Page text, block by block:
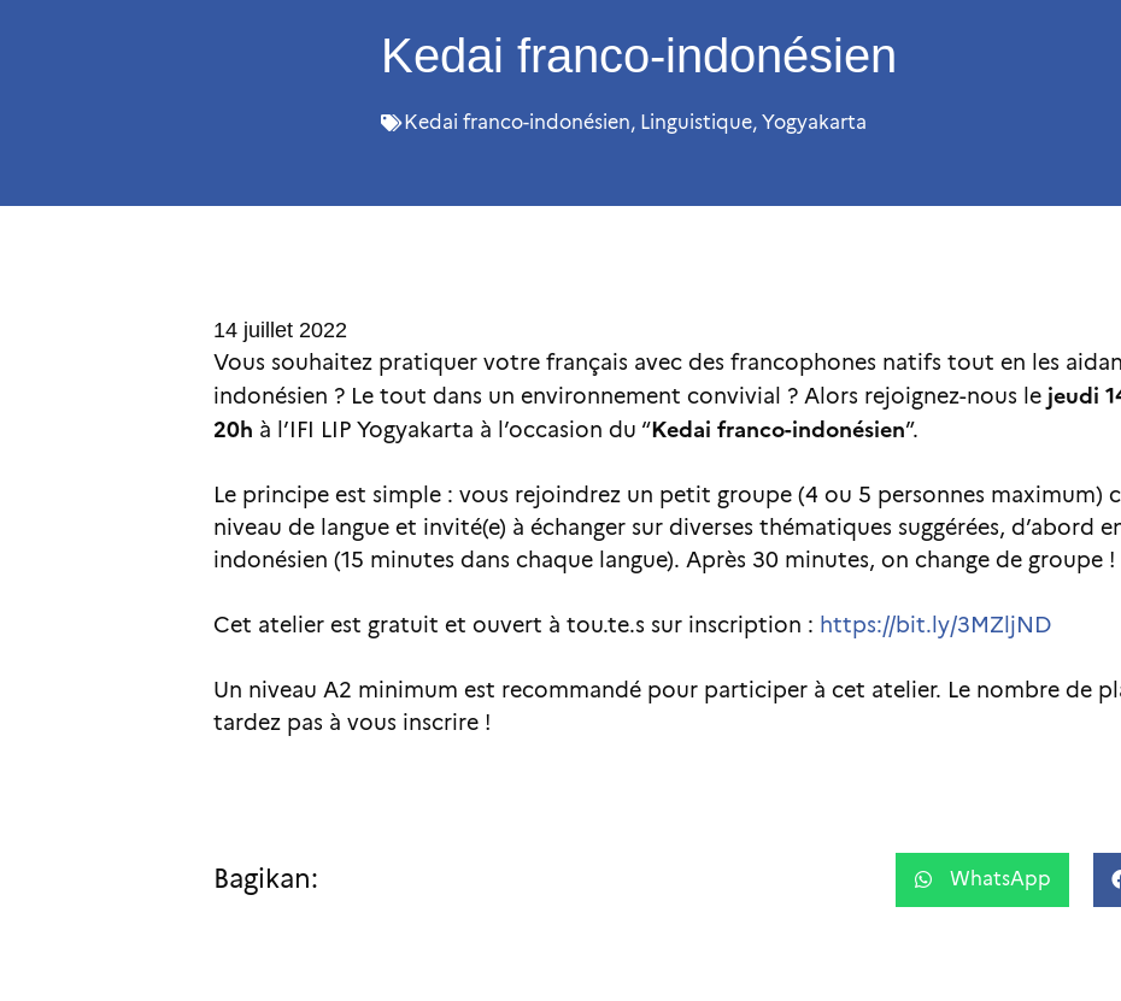
Kedai franco-indonésien
Kedai franco-indonésien, Linguistique, Yogyakarta
14 juillet 2022
Vous souhaitez pratiquer votre français avec des francophones natifs tout en les
indonésien ? Le tout dans un environnement convivial ? Alors rejoignez-nous le jeudi
20h à l’IFI LIP Yogyakarta à l’occasion du “Kedai franco-indonésien”.
Le principe est simple : vous rejoindrez un petit groupe (4 ou 5 personnes maximum)
niveau de langue et invité(e) à échanger sur diverses thématiques suggérées, d’abord
indonésien (15 minutes dans chaque langue). Après 30 minutes, on change de groupe !
Cet atelier est gratuit et ouvert à tou.te.s sur inscription : https://bit.ly/3MZljND
Un niveau A2 minimum est recommandé pour participer à cet atelier. Le nombre de
tardez pas à vous inscrire !
Bagikan: WhatsApp